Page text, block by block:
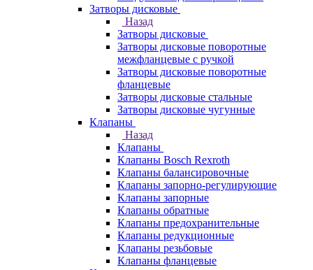
Затворы дисковые
Назад
Затворы дисковые
Затворы дисковые поворотные
межфланцевые с ручкой
Затворы дисковые поворотные
фланцевые
Затворы дисковые стальные
Затворы дисковые чугунные
Клапаны
Назад
Клапаны
Клапаны Bosch Rexroth
Клапаны балансировочные
Клапаны запорно-регулирующие
Клапаны запорные
Клапаны обратные
Клапаны предохранительные
Клапаны редукционные
Клапаны резьбовые
Клапаны фланцевые